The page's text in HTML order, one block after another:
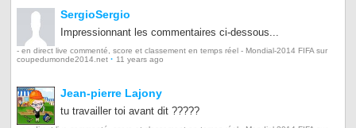
SergioSergio
Impressionnant les commentaires ci-dessous...
- en direct live commenté, score et classement en temps réel - Mondial-2014 FIFA sur
coupedumonde2014.net · 11 years ago
Jean-pierre Lajony
tu travailler toi avant dit ?????